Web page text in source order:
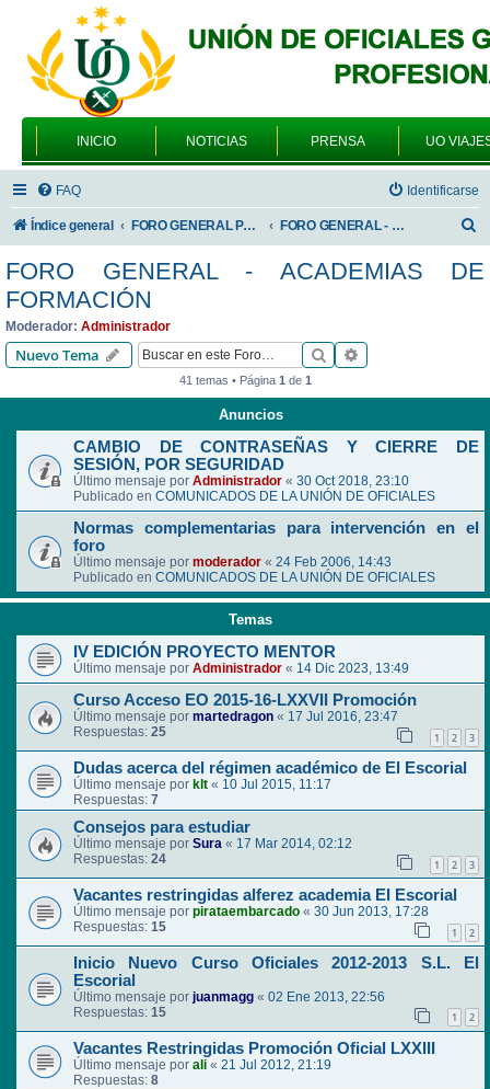
INICIO NOTICIAS PRENSA UO
FAQ Identificarse
Índice general FORO GENERAL PARA TODOS LOS USUARIOS FORO GENERAL - ACADEMIAS DE FORMACIÓN
s
FORO GENERAL - ACADEMIAS DE
FORMACIÓN
Moderador: Administrador
Nuevo Tema Buscar
41 temas • Página 1de 1
Anuncios
CAMBIO DE CONTRASEÑAS Y CIERRE DE
SESIÓN, POR SEGURIDAD
Último mensaje por Administrador « 30 Oct 2018, 23:10
Publicado en COMUNICADOS DE LA UNIÓN DE OFICIALES
Normas complementarias para intervención en el
foro
Último mensaje por moderador « 24 Feb 2006, 14:43
Publicado en COMUNICADOS DE LA UNIÓN DE OFICIALES
Temas
IV EDICIÓN PROYECTO MENTOR
Último mensaje por Administrador « 14 Dic 2023, 13:49
Curso Acceso EO 2015-16-LXXVII Promoción
Último mensaje por martedragon « 17 Jul 2016, 23:47
Respuestas: 25 1 2 3
Dudas acerca del régimen académico de El Escorial
Último mensaje por klt « 10 Jul 2015, 11:17
Respuestas: 7
Consejos para estudiar
Último mensaje por Sura « 17 Mar 2014, 02:12
Respuestas: 24 1 2 3
Vacantes restringidas alferez academia El Escorial
Último mensaje por pirataembarcado « 30 Jun 2013, 17:28
Respuestas: 15 1 2
Inicio Nuevo Curso Oficiales 2012-2013 S.L. El
Escorial
Último mensaje por juanmagg « 02 Ene 2013, 22:56
Respuestas: 15 1 2
Vacantes Restringidas Promoción Oficial LXXIII
Último mensaje por ali « 21 Jul 2012, 21:19
Respuestas: 8